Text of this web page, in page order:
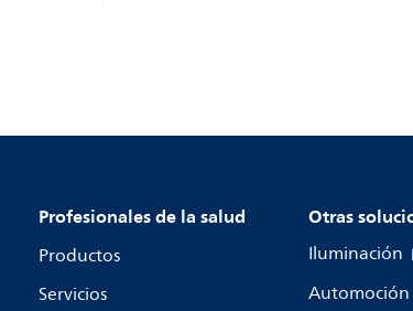
Profesionales de la salud
Productos
Servicios
Otras
Iluminación
Automoción